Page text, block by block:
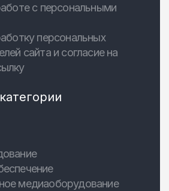
с персональными
персональных
сайта и согласие на
медиаоборудование